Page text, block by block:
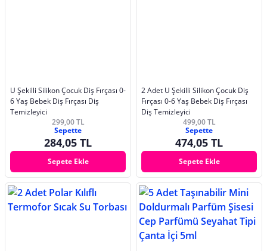
U Şekilli Silikon Çocuk Diş Fırçası 0-
6 Yaş Bebek Diş Fırçası Diş
Temizleyici
299,00 TL
Sepette
284,05 TL
Sepete Ekle
2 Adet U Şekilli Silikon Çocuk Diş
Fırçası 0-6 Yaş Bebek Diş Fırçası
Diş Temizleyici
499,00 TL
Sepette
474,05 TL
Sepete Ekle